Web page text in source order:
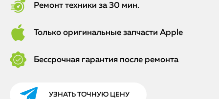
Ремонт техники за 30 мин.
Только оригинальные запчасти Apple
Бессрочная гарантия после ремонта
УЗНАТЬ ТОЧНУЮ ЦЕНУ